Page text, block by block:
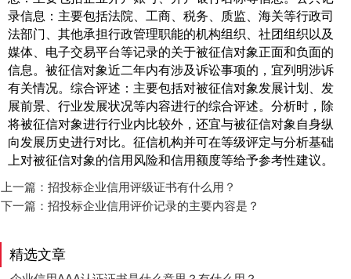
录信息：主要包括法院、工商、税务、质监、海关等行政司
法部门、其他承担行政管理职能的机构组织、社团组织以及
媒体、电子交易平台等记录的关于被征信对象正面和负面的
信息。被征信对象近二年内有涉及诉讼事项的，宜列明涉诉
有关情况。综合评述：主要包括对被征信对象发展计划、发
展前景、行业发展状况等内容进行的综合评述。分析时，除
将被征信对象进行行业内比较外，还宜与被征信对象自身纵
向发展历史进行对比。征信机构并可在等级评定与分析基础
上对被征信对象的信用风险和信用额度等给予参考性建议。
上一篇： 招投标企业信用评级证书有什么用？
下一篇： 招投标企业信用评价记录的主要内容是？
精选文章